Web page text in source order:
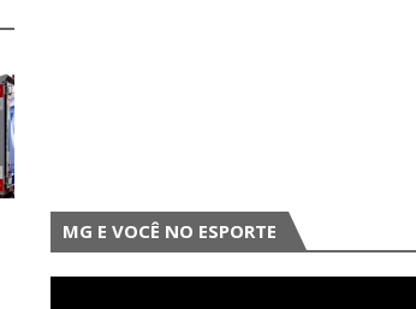
MG E VOCÊ NO ESPORTE